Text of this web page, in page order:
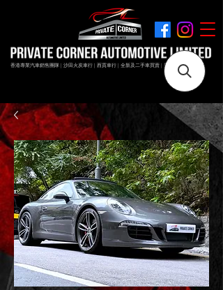
香港專業汽車銷售團隊 | 沙田火炭車行 | 西貢車行 | 全新及二手車買賣 | 最短時間極速成交